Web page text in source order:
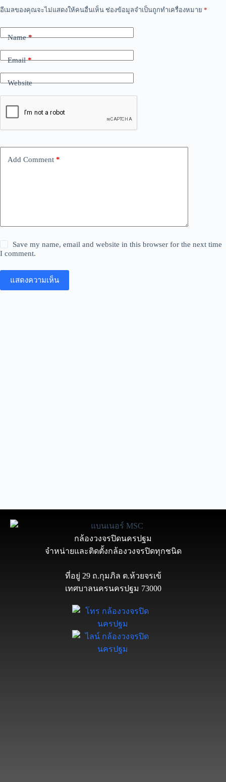
อีเมลของคุณจะไม่แสดงให้คนอื่นเห็น ช่องข้อมูลจำเป็นถูกทำเครื่องหมาย *
Name*
Email*
Website
Add Comment *
Save my name, email and website in this browser for the next time
I comment.
แสดงความเห็น
กล้องวงจรปิดนครปฐม
จำหน่ายและติดตั้งกล้องวงจรปิดทุกชนิด
ที่อยู่ 29 ถ.กุมภิล ต.ห้วยจรเข้
เทศบาลนครนครปฐม 73000